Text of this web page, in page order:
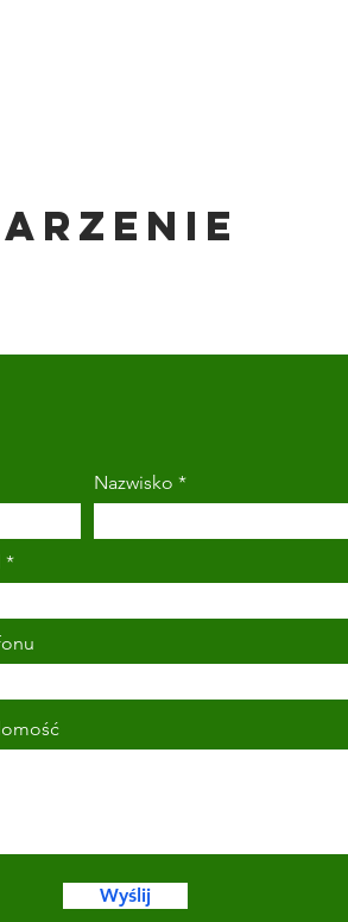
Nazwisko
Wyślij